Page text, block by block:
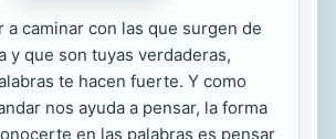
a caminar con las que surgen de
y que son tuyas verdaderas,
te hacen fuerte. Y como
nos ayuda a pensar, la forma
en las palabras es pensar